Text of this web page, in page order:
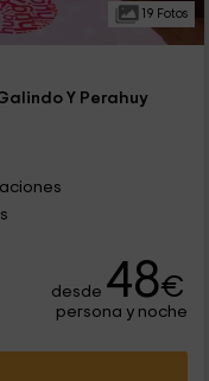
19 Fotos
Y Perahuy
desde 48€
persona y noche